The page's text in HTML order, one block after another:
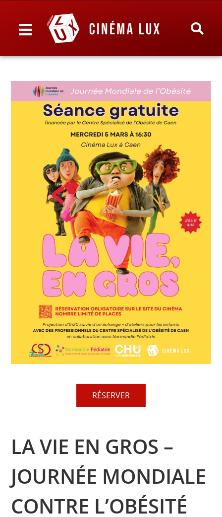
RÉSERVER
LA VIE EN GROS –
JOURNÉE MONDIALE
CONTRE L’OBÉSITÉ